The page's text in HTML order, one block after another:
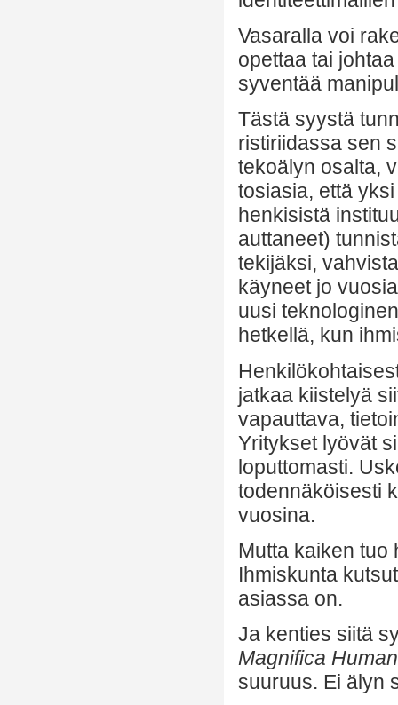
Vasaralla voi
opettaa tai
syventää
Tästä syystä
ristiriidassa sen
tekoälyn osalta,
tosiasia, että
henkisistä
auttaneet)
tekijäksi,
käyneet jo
uusi
hetkellä, kun
jatkaa kiistelyä
vapauttava,
Yritykset lyövät
loputtomasti.
todennäköisesti
vuosina.
Mutta kaiken tuo
Ihmiskunta
asiassa on.
Ja kenties siitä
Magnifica
suuruus. Ei älyn